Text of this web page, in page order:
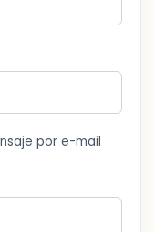
por e-mail